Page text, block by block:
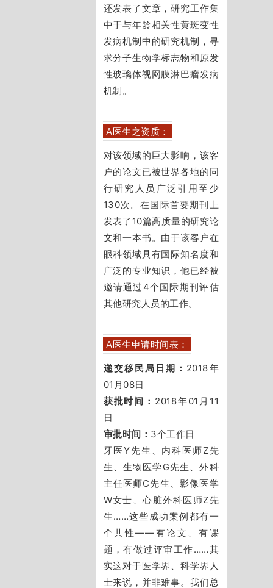
还发表了文章，研究工作集
中于与年龄相关性黄斑变性
发病机制中的研究机制，寻
求分子生物学标志物和原发
性玻璃体视网膜淋巴瘤发病
机制。
A医生之资质：
对该领域的巨大影响，该客
户的论文已被世界各地的同
行研究人员广泛引用至少
130次。在国际首要期刊上
发表了10篇高质量的研究论
文和一本书。 由于该客户在
眼科领域具有国际知名度和
广泛的专业知识，他已经被
邀请通过4个国际期刊评估
其他研究人员的工作。
A医生申请时间表：
递交移民局日期： 2018年
01月08日
获批时间： 2018年01月11
日
审批时间： 3个工作日
牙医Y先生、内科医师Z先
生、生物医学G先生、外科
主任医师C先生、影像医学
W女士、心脏外科医师Z先
生……这些成功案例都有一
个共性——有论文、有课
题，有做过评审工作……其
实这对于医学界、科学界人
士来说，并非难事。 我们总